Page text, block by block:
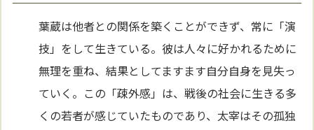
葉蔵は他者との関係を築くことができず、常に「演
技」をして生きている。彼は人々に好かれるために
無理を重ね、結果としてますます自分自身を見失っ
ていく。この「疎外感」は、戦後の社会に生きる多
くの若者が感じていたものであり、太宰はその孤独